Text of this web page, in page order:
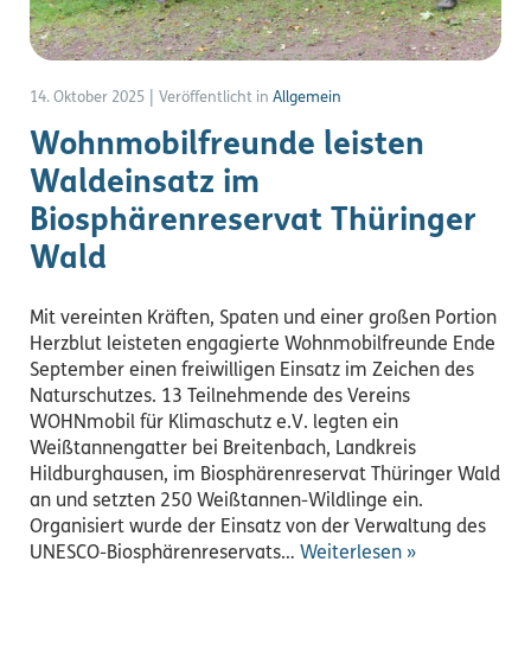
14. Oktober 2025 Veröffentlicht in Allgemein
Wohnmobilfreunde leisten
Waldeinsatz im
Biosphärenreservat Thüringer
Wald
Mit vereinten Kräften, Spaten und einer großen Portion
Herzblut leisteten engagierte Wohnmobilfreunde Ende
September einen freiwilligen Einsatz im Zeichen des
Naturschutzes. 13 Teilnehmende des Vereins
WOHNmobil für Klimaschutz e.V. legten ein
Weißtannengatter bei Breitenbach, Landkreis
Hildburghausen, im Biosphärenreservat Thüringer Wald
an und setzten 250 Weißtannen-Wildlinge ein.
Organisiert wurde der Einsatz von der Verwaltung des
UNESCO-Biosphärenreservats… Weiterlesen »